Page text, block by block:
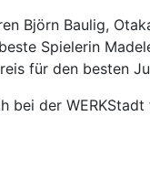
Björn Baulig,
Spielerin
für den besten
bei der